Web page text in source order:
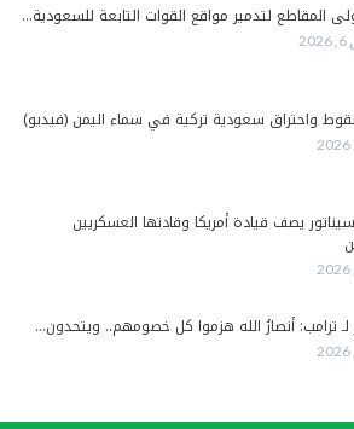
المقاطع لتدمير مواقع القوات التابعة للسعودية…
واحتراق سعودية تركية في سماء اليمن (فيديو)
يصف قيادة أمريكا وقادتها العسكريين
ترامب: أنصارُ الله هزموا كل خصومهم.. ويتحدون…